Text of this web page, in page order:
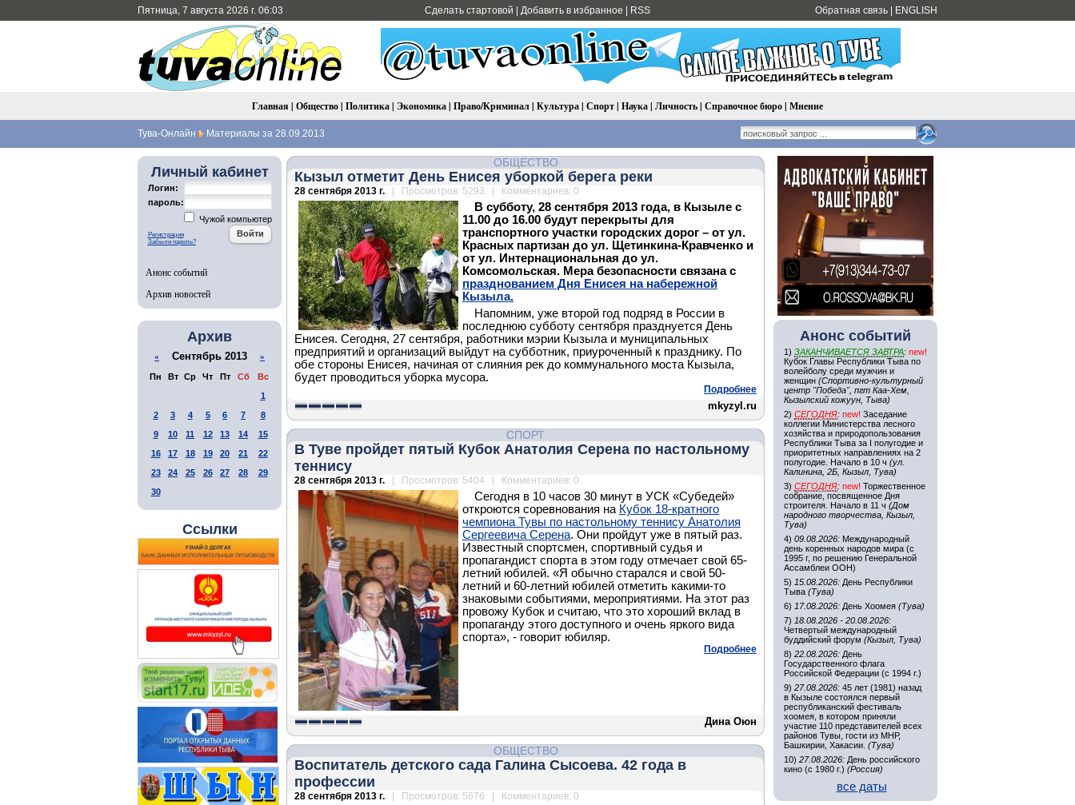
Пятница, 7 августа 2026 г. 06:03 Сделать стартовой Добавить в избранное RSS Обратная связь ENGLISH
Главная | Общество| Политика| Экономика| Право/Криминал| Культура| Спорт| Наука| Личность| Справочное бюро| Мнение
Тува-Онлайн Материалы за 28.09.2013
Личный кабинет
Логин:
пароль:
Чужой компьютер
Регистрация
Забыли пароль?
Анонс событий
Архив новостей
Архив
« Сентябрь 2013 »
Пн Вт Ср Чт Пт Сб
Вс
1
2
3 4 5 6 7
8
9
10 11 12 13 14
15
16
17 18 19 20 21
22
23
24 25 26 27 28
29
30
Ссылки
ОБЩЕСТВО
Кызыл отметит День Енисея уборкой берега реки
28 сентября 2013 г. | Просмотров: 5293 | Комментариев: 0
В субботу, 28 сентября 2013 года, в Кызыле с
11.00 до 16.00 будут перекрыты для
транспортного участки городских дорог – от ул.
Красных партизан до ул. Щетинкина-Кравченко и
от ул. Интернациональная до ул.
Комсомольская. Мера безопасности связана с
празднованием Дня Енисея на набережной
Кызыла.
Напомним, уже второй год подряд в России в
последнюю субботу сентября празднуется День
Енисея. Сегодня, 27 сентября, работники мэрии Кызыла и муниципальных
предприятий и организаций выйдут на субботник, приуроченный к празднику. По
обе стороны Енисея, начиная от слияния рек до коммунального моста Кызыла,
будет проводиться уборка мусора.
Подробнее
mkyzyl.ru
СПОРТ
В Туве пройдет пятый Кубок Анатолия Серена по настольному
теннису
28 сентября 2013 г. | Просмотров: 5404 | Комментариев: 0
Сегодня в 10 часов 30 минут в УСК «Субедей»
откроются соревнования на Кубок 18-кратного
чемпиона Тувы по настольному теннису Анатолия
Сергеевича Серена. Они пройдут уже в пятый раз.
Известный спортсмен, спортивный судья и
пропагандист спорта в этом году отмечает свой 65-
летний юбилей. «Я обычно старался и свой 50-
летний и 60-летний юбилей отметить какими-то
знаковыми событиями, мероприятиями. На этот раз
провожу Кубок и считаю, что это хороший вклад в
пропаганду этого доступного и очень яркого вида
спорта», - говорит юбиляр.
Подробнее
Дина Оюн
ОБЩЕСТВО
Воспитатель детского сада Галина Сысоева. 42 года в
профессии
28 сентября 2013 г. | Просмотров: 5676 | Комментариев: 0
Анонс событий
1) ЗАКАНЧИВАЕТСЯ ЗАВТРА: new!
Кубок Главы Республики Тыва по
волейболу среди мужчин и
женщин (Спортивно-культурный
центр "Победа", пгт Каа-Хем,
Кызылский кожуун, Тыва)
2) СЕГОДНЯ: new! Заседание
коллегии Министерства лесного
хозяйства и природопользования
Республики Тыва за I полугодие и
приоритетных направлениях на 2
полугодие. Начало в 10 ч (ул.
Калинина, 2Б, Кызыл, Тува)
3) СЕГОДНЯ: new! Торжественное
собрание, посвященное Дня
строителя. Начало в 11 ч (Дом
народного творчества, Кызыл,
Тува)
4) 09.08.2026: Международный
день коренных народов мира (с
1995 г, по решению Генеральной
Ассамблеи ООН)
5) 15.08.2026: День Республики
Тыва (Тува)
6) 17.08.2026: День Хоомея (Тува)
7) 18.08.2026 - 20.08.2026:
Четвертый международный
буддийский форум (Кызыл, Тува)
8) 22.08.2026: День
Государственного флага
Российской Федерации (с 1994 г.)
9) 27.08.2026: 45 лет (1981) назад
в Кызыле состоялся первый
республиканский фестиваль
хоомея, в котором приняли
участие 110 представителей всех
районов Тувы, гости из МНР,
Башкирии, Хакасии. (Тува)
10) 27.08.2026: День российского
кино (с 1980 г.) (Россия)
все даты